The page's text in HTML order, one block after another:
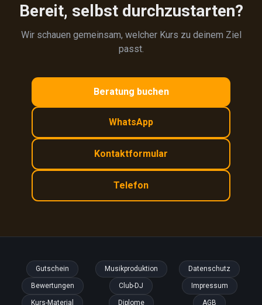
Bereit, selbst durchzustarten?
Wir schauen gemeinsam, welcher Kurs zu deinem Ziel
passt.
Beratung buchen
WhatsApp
Kontaktformular
Telefon
Gutschein
Bewertungen
Kurs-Material
Musikproduktion
Club-DJ
Diplome
Datenschutz
Impressum
AGB